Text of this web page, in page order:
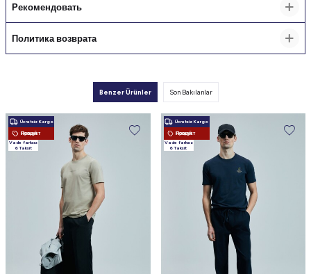
Рекомендовать
Политика возврата
Benzer Ürünler Son Bakılanlar
Ücretsiz Kargo
Новый Продукт
Vade farksız
6 Taksit
Ücretsiz Kargo
Новый Продукт
Vade farksız
6 Taksit